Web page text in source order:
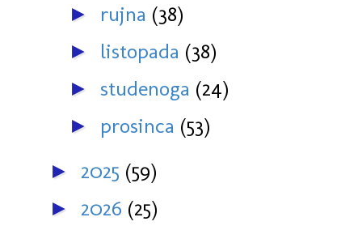
► rujna (38)
► listopada (38)
► studenoga (24)
► prosinca (53)
► 2025 (59)
► 2026 (25)